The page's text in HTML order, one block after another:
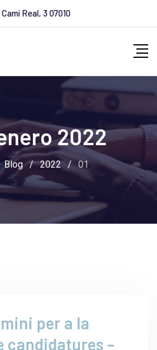
Camí Real, 3 07010
2022
Blog / 2022 / 01
per a la
candidatures –